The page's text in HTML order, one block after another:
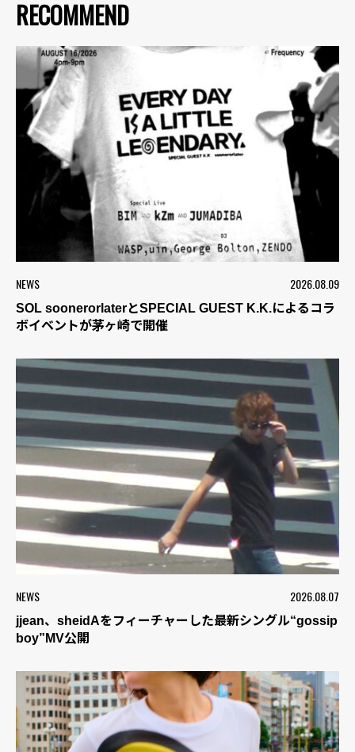
RECOMMEND
NEWS 2026.08.09
SOL soonerorlaterとSPECIAL GUEST K.K.によるコラ
ボイベントが茅ヶ崎で開催
NEWS 2026.08.07
jjean、sheidAをフィーチャーした最新シングル“gossip
boy”MV公開